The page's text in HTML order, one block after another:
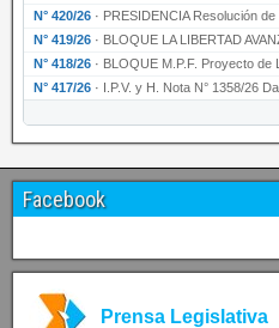
N° 420/26 · PRESIDENCIA Resolución de
N° 419/26 · BLOQUE LA LIBERTAD AVANZA Proyecto
N° 418/26 · BLOQUE M.P.F. Proyecto de Ley creando
N° 417/26 · I.P.V. y H. Nota N° 1358/26 Dando
Facebook
Prensa Legislativa